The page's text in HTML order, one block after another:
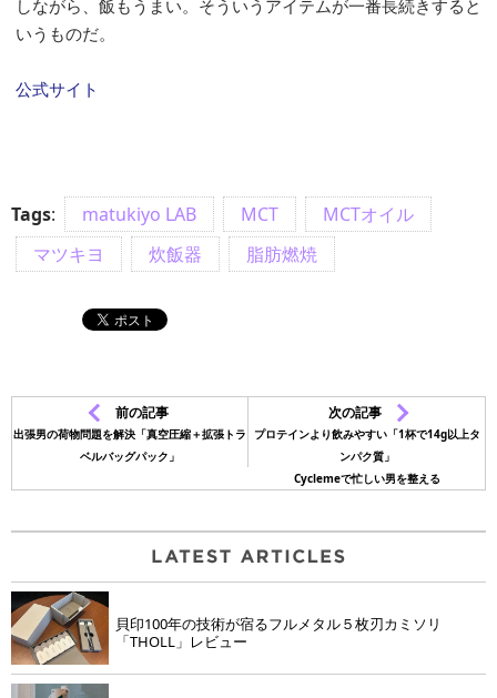
しながら、飯もうまい。そういうアイテムが一番長続きすると
いうものだ。
公式サイト
Tags: matukiyo LAB MCT
MCTオイル
マツキヨ
炊飯器 脂肪燃焼
前の記事
出張男の荷物問題を解決「真空圧縮＋拡張トラ
ベルバッグパック」
次の記事
プロテインより飲みやすい「1杯で14g以上タ
ンパク質」
Cyclemeで忙しい男を整える
貝印100年の技術が宿るフルメタル５枚刃カミソリ
「THOLL」レビュー